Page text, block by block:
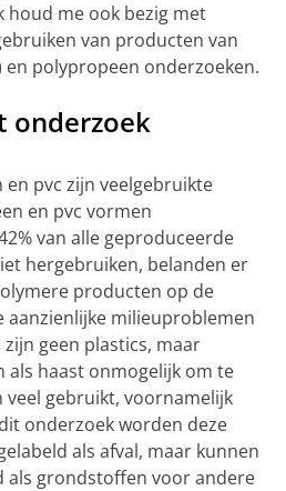
houd me ook bezig met
van producten van
polypropeen onderzoeken.
onderzoek
pvc zijn veelgebruikte
en pvc vormen
van alle geproduceerde
hergebruiken, belanden er
producten op de
aanzienlijke milieuproblemen
geen plastics, maar
als haast onmogelijk om te
veel gebruikt, voornamelijk
onderzoek worden deze
als afval, maar kunnen
als grondstoffen voor andere